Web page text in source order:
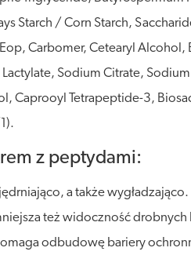
Starch / Corn Starch,
Carbomer, Cetearyl
Sodium Citrate,
Caprooyl Tetrapeptide-3,
z peptydami:
a także
też widoczność
odbudowę bariery